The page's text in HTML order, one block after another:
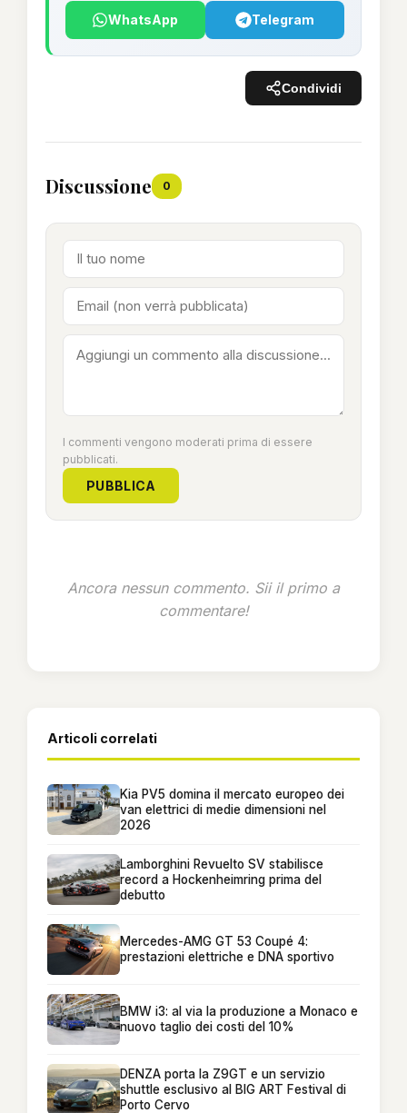
WhatsApp Telegram
Condividi
Discussione 0
I commenti vengono moderati prima di essere
pubblicati.
PUBBLICA
Ancora nessun commento. Sii il primo a
commentare!
Articoli correlati
Kia PV5 domina il mercato europeo dei
van elettrici di medie dimensioni nel
2026
Lamborghini Revuelto SV stabilisce
record a Hockenheimring prima del
debutto
Mercedes-AMG GT 53 Coupé 4:
prestazioni elettriche e DNA sportivo
BMW i3: al via la produzione a Monaco e
nuovo taglio dei costi del 10%
DENZA porta la Z9GT e un servizio
shuttle esclusivo al BIG ART Festival di
Porto Cervo